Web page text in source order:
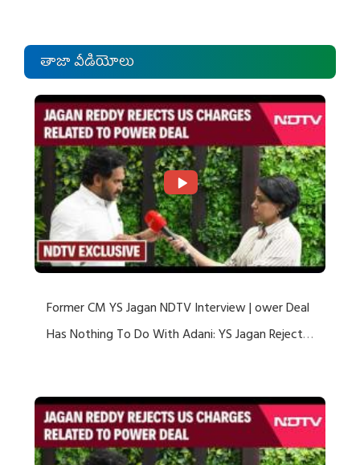
తాజా వీడియోలు
Former CM YS Jagan NDTV Interview | ower Deal
Has Nothing To Do With Adani: YS Jagan Rejects